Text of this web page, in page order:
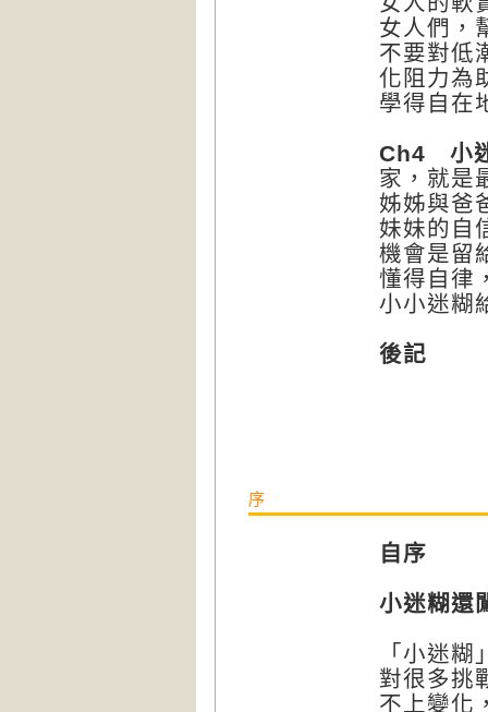
女人們，
不要對低
化阻力為
學得自在
Ch4 小
家，就是
姊姊與爸
妹妹的自
機會是留
懂得自
小小迷糊
後記
序
自序
小迷糊還
「小迷
對很多挑
不上變化